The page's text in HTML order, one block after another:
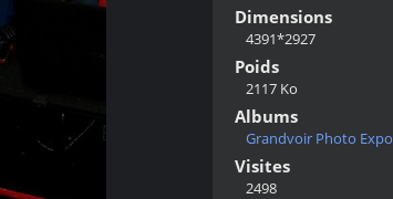
Dimensions
4391*2927
Poids
2117 Ko
Albums
Grandvoir Photo Expo
Visites
2498